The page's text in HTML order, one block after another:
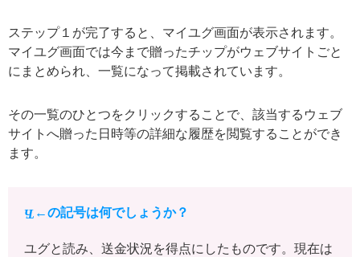
ステップ１が完了すると、マイユグ画面が表示されます。
マイユグ画面では今まで贈ったチップがウェブサイトごと
にまとめられ、一覧になって掲載されています。
その一覧のひとつをクリックすることで、該当するウェブ
サイトへ贈った日時等の詳細な履歴を閲覧することができ
ます。
Ћ ←の記号は何でしょうか？
ユグと読み、送金状況を得点にしたものです。現在は